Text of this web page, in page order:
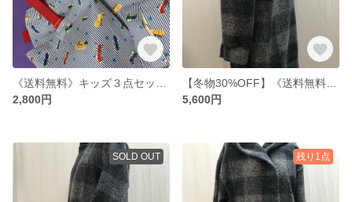
2,800円
5,600円
SOLD OUT 残り1点